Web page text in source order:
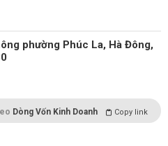
phường Phúc La, Hà Đông,
Dòng Vốn Kinh Doanh Copy link